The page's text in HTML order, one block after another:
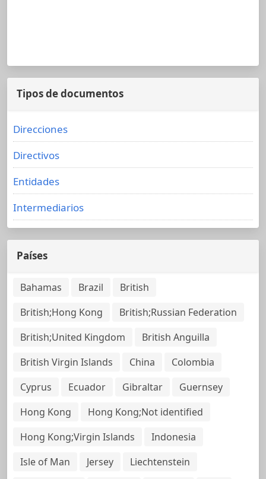
Tipos de documentos
Direcciones
Directivos
Entidades
Intermediarios
Países
Bahamas Brazil
British
British;Hong Kong
British;Russian Federation
British;United Kingdom
British Anguilla
British Virgin Islands
China
Colombia
Cyprus
Ecuador Gibraltar
Guernsey
Hong Kong
Hong Kong;Not identified
Hong Kong;Virgin Islands
Indonesia
Isle of Man
Jersey
Liechtenstein